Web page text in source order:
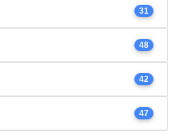
31
48
42
47